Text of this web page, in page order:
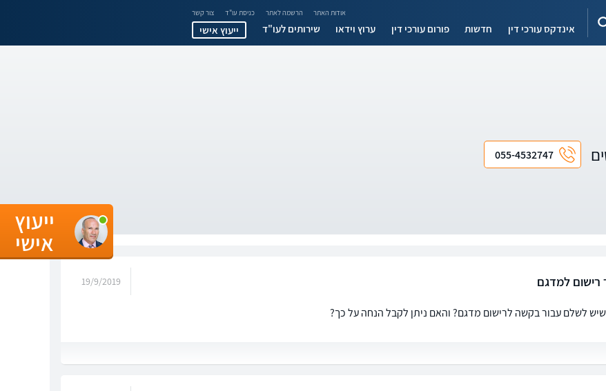
אודות האתר הרשמה לאתר כניסת עו"ד צור קשר
אינדקס עורכי דין חדשות פורום עורכי דין ערוץ וידאו שירותים לעו"ד ייעוץ אישי
055-4532747
רישום למדגם 19/9/2019
לשלם עבור בקשה לרישום מדגם? והאם ניתן לקבל הנחה על כך?
ייעוץ
אישי